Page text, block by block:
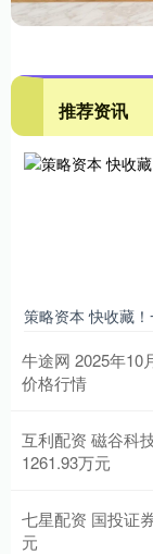
推荐资讯
策略资本 快收藏
牛途网 2025年10
价格行情
互利配资 磁谷科
1261.93万元
七星配资 国投证
元